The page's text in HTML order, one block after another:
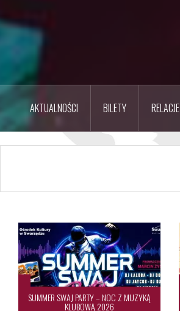
AKTUALNOŚCI BILETY RELACJE
SUMMER SWAJ PARTY – NOC Z MUZYKĄ
KLUBOWĄ 2026